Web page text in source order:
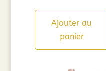
Ajouter au
panier